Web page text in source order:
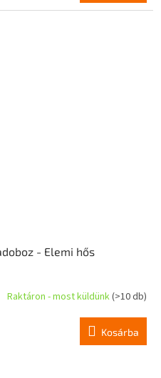
- Elemi hős
Raktáron - most küldünk(>10 db)
Kosárba